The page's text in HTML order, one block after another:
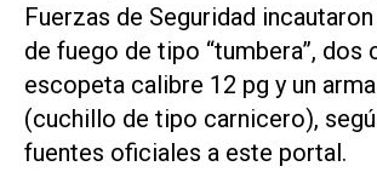
Fuerzas de Seguridad
de fuego de tipo “tumbera”, dos
escopeta calibre 12 pg y un
(cuchillo de tipo carnicero),
fuentes oficiales a este portal.